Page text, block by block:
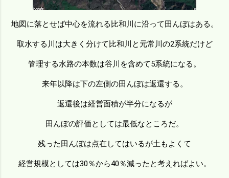
地図に落とせば中心を流れる比和川に沿って田んぼはある。
取水する川は大きく分けて比和川と元常川の2系統だけど
管理する水路の本数は谷川を含めて5系統になる。
来年以降は下の左側の田んぼは返還する。
返還後は経営面積が半分になるが
田んぼの評価としては最低なところだ。
残った田んぼは点在してはいるが土もよくて
経営規模としては30％から40％減ったと考えればよい。